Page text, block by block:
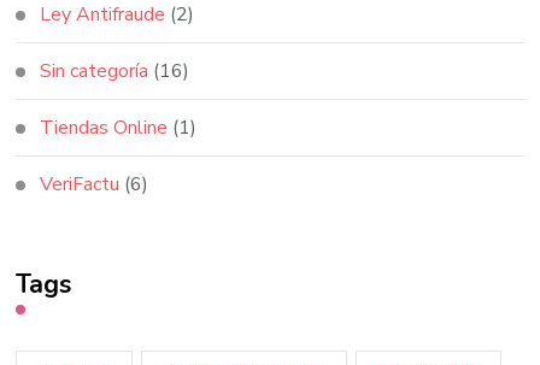
Ley Antifraude (2)
Sin categoría (16)
Tiendas Online (1)
VeriFactu (6)
Tags